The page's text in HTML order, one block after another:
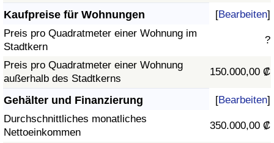
Kaufpreise für Wohnungen [Bearbeiten]
Preis pro Quadratmeter einer Wohnung im
Stadtkern
?
Preis pro Quadratmeter einer Wohnung
außerhalb des Stadtkerns
150.000,00 ₡
Gehälter und Finanzierung [Bearbeiten]
Durchschnittliches monatliches
Nettoeinkommen
350.000,00 ₡
Kriminalitäts-Index (aktuell)
Kriminalitäts-Index
Kriminalitätsindex nach Land
Gesundheitsversorgung
Gesundheitsversorgungs-Index (aktuell)